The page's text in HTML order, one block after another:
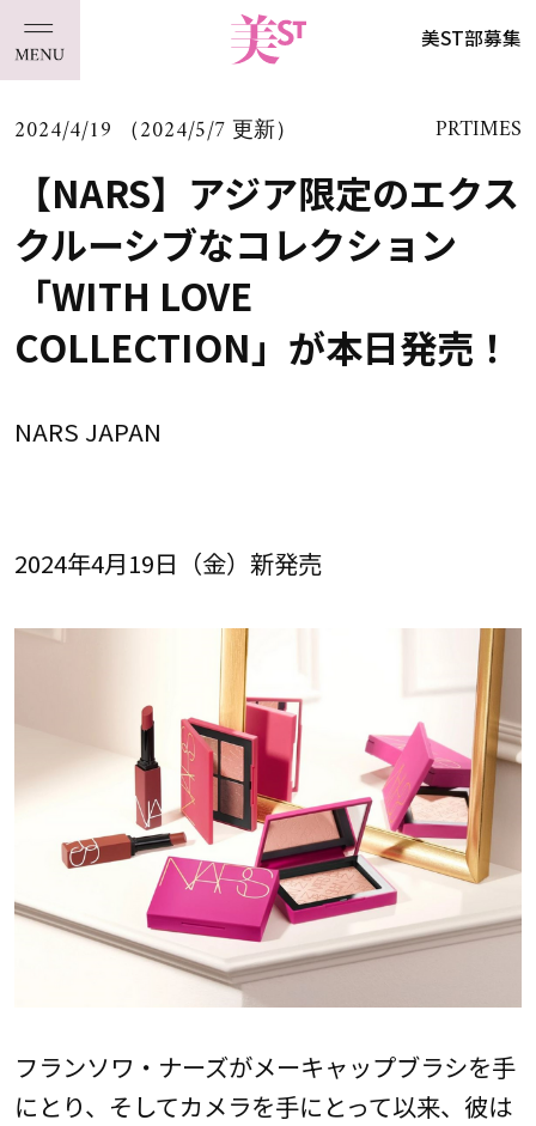
美ST部募集
2024/4/19 （2024/5/7 更新） PRTIMES
【NARS】アジア限定のエクス
クルーシブなコレクション
「WITH LOVE
COLLECTION」が本日発売！
NARS JAPAN
2024年4月19日（金）新発売
フランソワ・ナーズがメーキャップブラシを手
にとり、そしてカメラを手にとって以来、彼は